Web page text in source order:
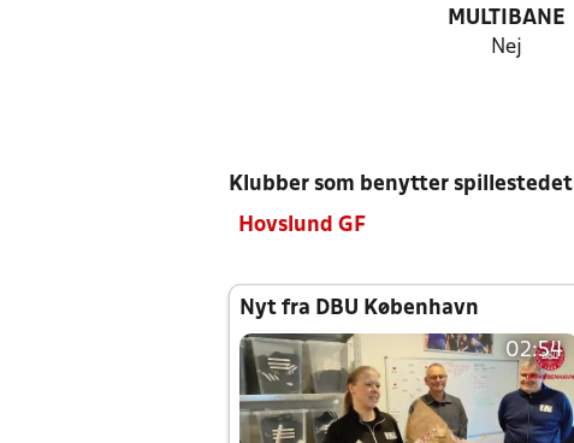
MULTIBANE
Nej
Klubber som benytter spillestedet
Hovslund GF
Nyt fra DBU København
02:54